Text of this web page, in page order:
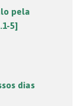
pela
5]
dias